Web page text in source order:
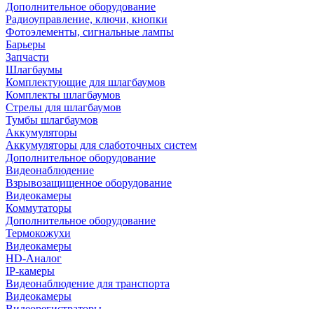
Дополнительное оборудование
Радиоуправление, ключи, кнопки
Фотоэлементы, сигнальные лампы
Барьеры
Запчасти
Шлагбаумы
Комплектующие для шлагбаумов
Комплекты шлагбаумов
Стрелы для шлагбаумов
Тумбы шлагбаумов
Аккумуляторы
Аккумуляторы для слаботочных систем
Дополнительное оборудование
Видеонаблюдение
Взрывозащищенное оборудование
Видеокамеры
Коммутаторы
Дополнительное оборудование
Термокожухи
Видеокамеры
HD-Аналог
IP-камеры
Видеонаблюдение для транспорта
Видеокамеры